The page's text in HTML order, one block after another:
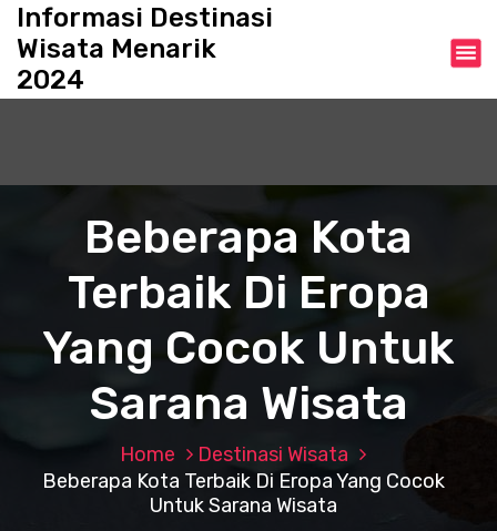
o
Informasi Destinasi
Wisata Menarik
2024
Beberapa Kota
Terbaik Di Eropa
Yang Cocok Untuk
Sarana Wisata
Home
Destinasi Wisata
Beberapa Kota Terbaik Di Eropa Yang Cocok
Untuk Sarana Wisata